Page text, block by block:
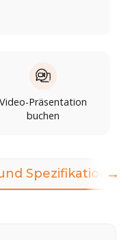
Video-Präsentation
buchen
Spezifikationen
→